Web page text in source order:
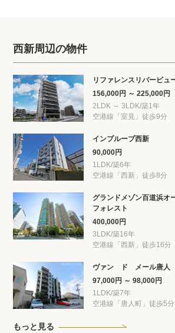
西新周辺の物件
リファレンスリバービュ
156,000円 ～ 225,000円
2LDK ～ 3LDK/築1年
空港線「室見」徒歩9分
インプルーブ西新
90,000円
1LDK/築6年
空港線「西新」徒歩8分
グランドメゾン百道浜オ
フォレスト
400,000円
3LDK/築16年
空港線「西新」徒歩16分
ヴァン ド メール唐人
97,000円 ～ 98,000円
1LDK/築7年
空港線「唐人町」徒歩5分
もっと見る